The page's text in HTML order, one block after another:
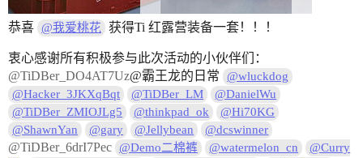
恭喜 @我爱桃花 获得Ti 红露营装备一套！！！
衷心感谢所有积极参与此次活动的小伙伴们：
@TiDBer_DO4AT7Uz@霸王龙的日常
@wluckdog
@Hacker_3JKXqBqt
@TiDBer_LM
@DanielWu
@TiDBer_ZMIOJLg5
@thinkpad_ok
@Hi70KG
@ShawnYan
@gary @Jellybean @dcswinner
@TiDBer_6drI7Pec @Demo二棉裤 @watermelon_cn
@Curry